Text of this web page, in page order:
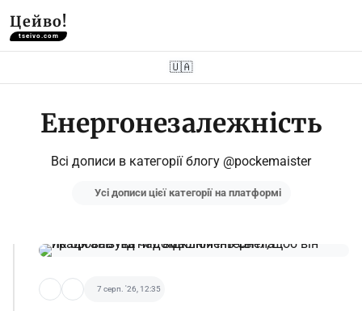
Цейво!
tseivo.com
🇺🇦
Енергонезалежність
Всі дописи в категорії блогу @pockemaister
Усі дописи цієї категорії на платформі
7 серп. '26, 12:35